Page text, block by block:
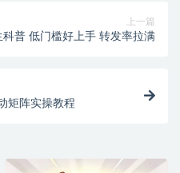
上一篇
普 低门槛好上手 转发率拉满
矩阵实操教程